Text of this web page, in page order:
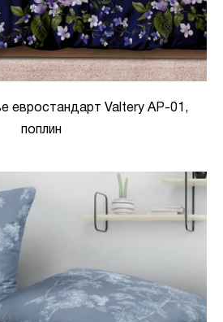
евростандарт Valtery AP-01,
поплин